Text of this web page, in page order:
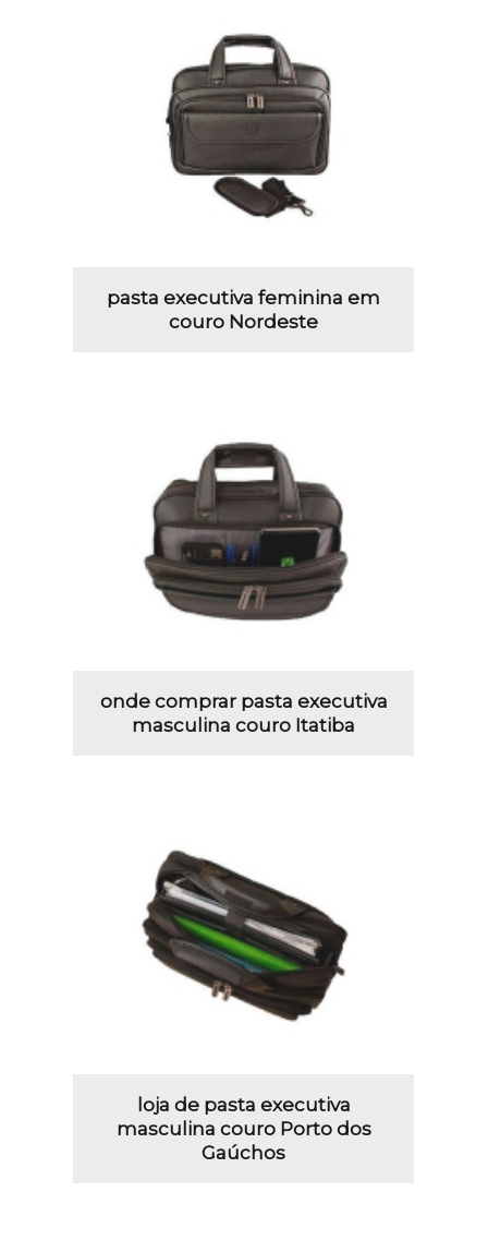
pasta executiva feminina em
couro Nordeste
onde comprar pasta executiva
masculina couro Itatiba
loja de pasta executiva
masculina couro Porto dos
Gaúchos